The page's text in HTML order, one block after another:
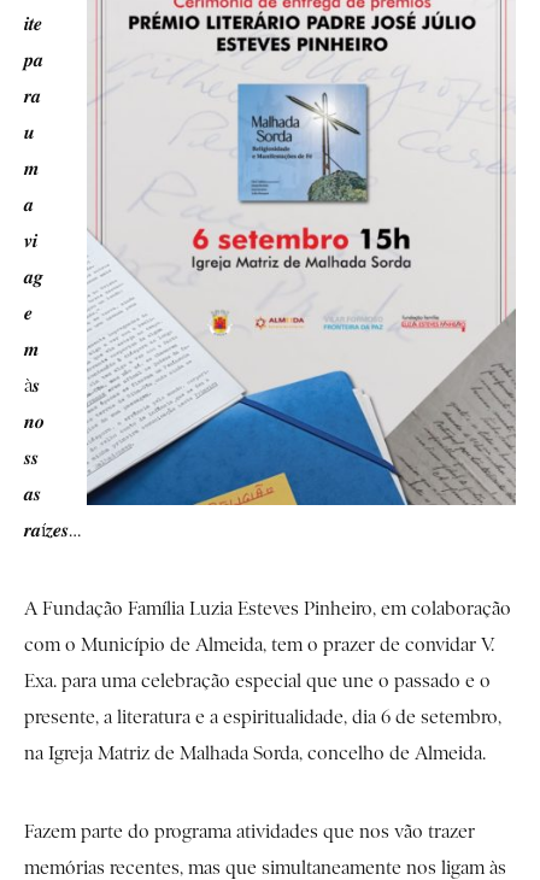
𝒊𝒕𝒆
𝒑𝒂
𝒓𝒂
𝒖
𝒎
𝒂
𝒗𝒊
𝒂𝒈
𝒆
𝒎
à𝒔
𝒏𝒐
𝒔𝒔
𝒂𝒔
𝒓𝒂í𝒛𝒆𝒔…
A Fundação Família Luzia Esteves Pinheiro, em colaboração
com o Município de Almeida, tem o prazer de convidar V.
Exa. para uma celebração especial que une o passado e o
presente, a literatura e a espiritualidade, dia 6 de setembro,
na Igreja Matriz de Malhada Sorda, concelho de Almeida.
Fazem parte do programa atividades que nos vão trazer
memórias recentes, mas que simultaneamente nos ligam às